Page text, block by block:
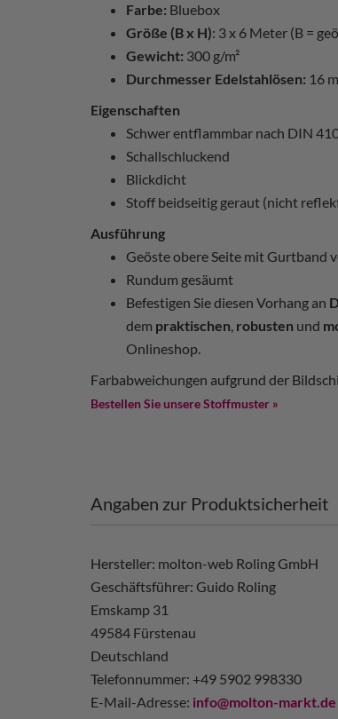
Farbe: Bluebox
Größe (B x H): 3 x 6 Meter (B =
Gewicht: 300 g/m²
Durchmesser Edelstahlösen: 16
Eigenschaften
Schwer entflammbar nach DIN
Schallschluckend
Blickdicht
Stoff beidseitig geraut (nicht
Ausführung
Geöste obere Seite mit Gurtband
Rundum gesäumt
Befestigen Sie diesen Vorhang an
dem praktischen, robusten und
Onlineshop.
Farbabweichungen aufgrund der
Bestellen Sie unsere Stoffmuster »
Angaben zur Produktsicherheit
Hersteller: molton-web Roling GmbH
Geschäftsführer: Guido Roling
Emskamp 31
49584 Fürstenau
Deutschland
Telefonnummer: +49 5902 998330
E-Mail-Adresse: info@molton-markt.de